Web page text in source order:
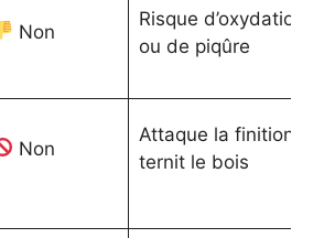
Non
Risque d’oxydation
ou de piqûre
Non
Attaque la finition,
ternit le bois